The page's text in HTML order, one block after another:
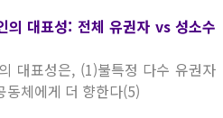
의 대표성: 전체 유권자 vs 성소수
대표성은, (1)불특정 다수 유권자
체에게 더 향한다(5)